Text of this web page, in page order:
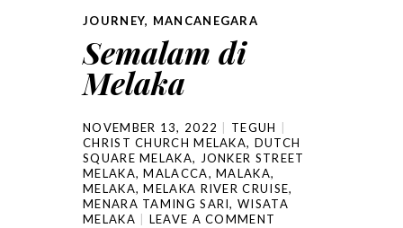
JOURNEY, MANCANEGARA
Semalam di
Melaka
NOVEMBER 13, 2022
TEGUH
CHRIST CHURCH MELAKA, DUTCH
SQUARE MELAKA,
JONKER STREET
MELAKA,MALACCA,MALAKA,
MELAKA,MELAKA RIVER CRUISE,
MENARA TAMING SARI,WISATA
MELAKA
LEAVE A COMMENT